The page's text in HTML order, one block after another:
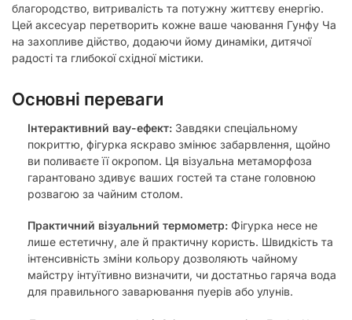
благородство, витривалість та потужну життєву енергію.
Цей аксесуар перетворить кожне ваше чаювання Гунфу Ча
на захопливе дійство, додаючи йому динаміки, дитячої
радості та глибокої східної містики.
Основні переваги
Інтерактивний вау-ефект: Завдяки спеціальному
покриттю, фігурка яскраво змінює забарвлення, щойно
ви поливаєте її окропом. Ця візуальна метаморфоза
гарантовано здивує ваших гостей та стане головною
розвагою за чайним столом.
Практичний візуальний термометр: Фігурка несе не
лише естетичну, але й практичну користь. Швидкість та
інтенсивність зміни кольору дозволяють чайному
майстру інтуїтивно визначити, чи достатньо гаряча вода
для правильного заварювання пуерів або улунів.